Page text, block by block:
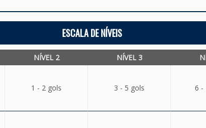
ESCALA DE NÍVEIS
NÍVEL 2 NÍVEL 3
1 - 2 gols 3 - 5 gols 6 -